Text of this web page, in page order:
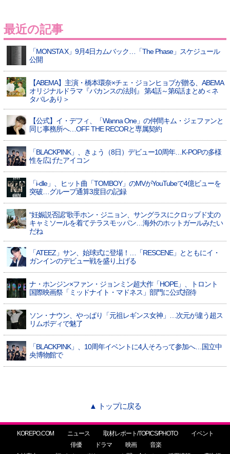
最近の記事
「MONSTA X」9月4日カムバック…「The Phase」スケジュール
公開
【ABEMA】主演・橋本環奈×チェ・ジョンヒョプが贈る、ABEMA
オリジナルドラマ『バカンスの法則』 第4話～第6話まとめ＜ネ
タバレあり＞
【公式】イ・デフィ、「Wanna One」の仲間キム・ジェファンと
同じ事務所へ…OFF THE RECORと専属契約
「BLACKPINK」、きょう（8日）デビュー10周年…K-POPの多様
性を広げたアイコン
「i-dle」、ヒット曲「TOMBOY」のMVがYouTubeで4億ビューを
突破…グループ通算3度目の記録
“妊娠説否認”歌手ホン・ジニョン、サングラスにクロップド丈の
キャミソールを着てテラスモッパン…海外のホットガールみたい
だね
「ATEEZ」サン、始球式に登場！…「RESCENE」とともにイ・
ガンインのデビュー戦を盛り上げる
ナ・ホンジン×ファン・ジョンミン超大作「HOPE」、トロント
国際映画祭「ミッドナイト・マドネス」部門に公式招待
ソン・ナウン、やっぱり「元祖レギンス女神」…次元が違う超ス
リムボディで魅了
「BLACKPINK」、10周年イベントに4人そろって参加へ…国立中
央博物館で
▲ トップに戻る
KOREPO.COM ニュース 取材レポート/TOPICS/PHOTO
イベント
俳優
ドラマ 映画
音楽